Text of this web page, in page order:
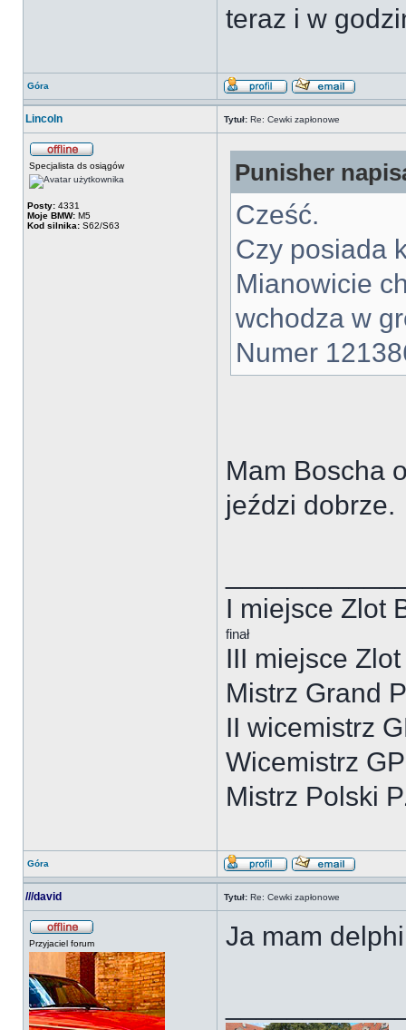
teraz i w
Góra
Lincoln Tytuł: Re: Cewki zapłonowe
Specjalista ds osiągów
Posty: 4331
Moje BMW: M5
Kod silnika: S62/S63
Punisher
Cześć.
Czy posiada
Mianowicie
wchodza w
Numer
Mam Boscha
jeździ dobrze.
I miejsce Zlot
finał
III miejsce
Mistrz Grand
II wicemistrz
Wicemistrz
Mistrz Polski
Góra
///david Tytuł: Re: Cewki zapłonowe
Przyjaciel forum Ja mam